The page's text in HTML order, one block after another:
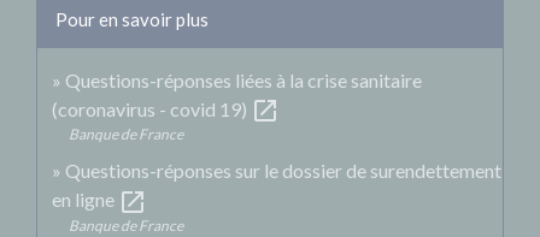
Pour en savoir plus
Questions-réponses liées à la crise sanitaire
(coronavirus - covid 19) open_in_new
Banque de France
Questions-réponses sur le dossier de surendettement
en ligne open_in_new
Banque de France